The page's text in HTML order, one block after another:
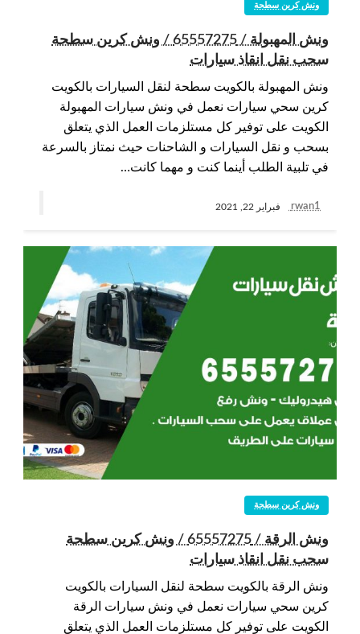
ونش كرين سطحة
ونش المهبولة / 65557275 / ونش كرين سطحة
سحب نقل انقاذ سيارات
ونش المهبولة بالكويت سطحة لنقل السيارات بالكويت
كرين سحي سيارات نعمل في ونش سيارات المهبولة
الكويت على توفير كل مستلزمات العمل الذي يتعلق
بسحب و نقل السيارات و الشاحنات حيث نمتاز بالسرعة
في تلبية الطلب أينما كنت و مهما كانت…
rwan1 فبراير 22, 2021
ونش كرين سطحة
ونش الرقة / 65557275 / ونش كرين سطحة
سحب نقل انقاذ سيارات
ونش الرقة بالكويت سطحة لنقل السيارات بالكويت
كرين سحي سيارات نعمل في ونش سيارات الرقة
الكويت على توفير كل مستلزمات العمل الذي يتعلق